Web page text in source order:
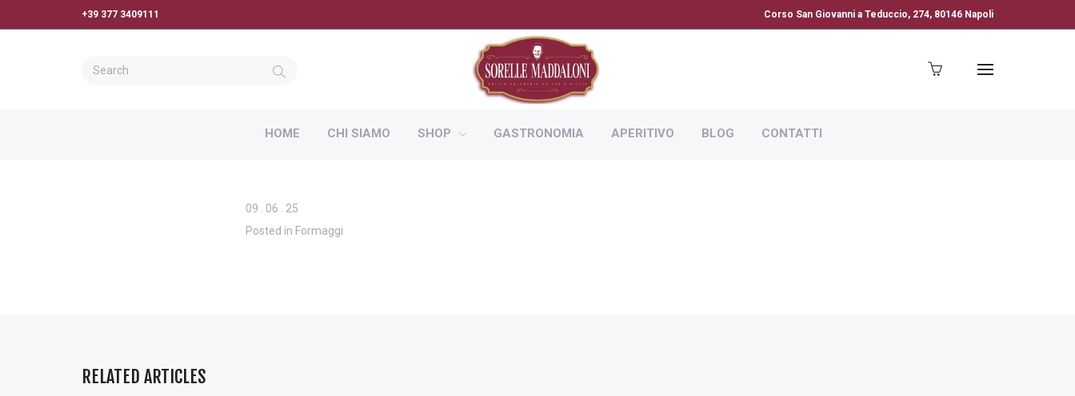
+39 377 3409111 Corso San Giovanni a Teduccio, 274, 80146 Napoli
HOME CHI SIAMO SHOP GASTRONOMIA APERITIVO BLOG CONTATTI
09 06
25
Posted in Formaggi
RELATED ARTICLES